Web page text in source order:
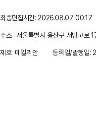
최종편집시간: 2026.08.07 00:17
주소 : 서울특별시 용산구 서빙고로
제호: 데일리안
등록일/발행일